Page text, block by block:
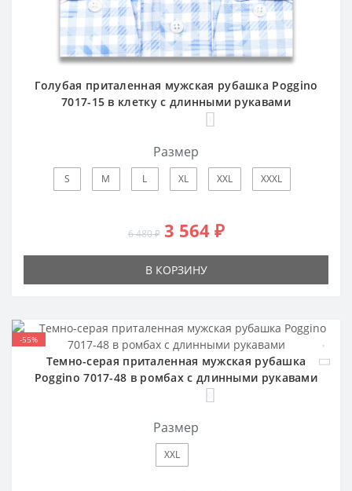
Голубая приталенная мужская рубашка Poggino
7017-15 в клетку с длинными рукавами
Размер
S M L XL XXL XXXL
6 480 ₽ 3 564 ₽
В КОРЗИНУ
-55%
Темно-серая приталенная мужская рубашка
Poggino 7017-48 в ромбах с длинными рукавами
Размер
XXL